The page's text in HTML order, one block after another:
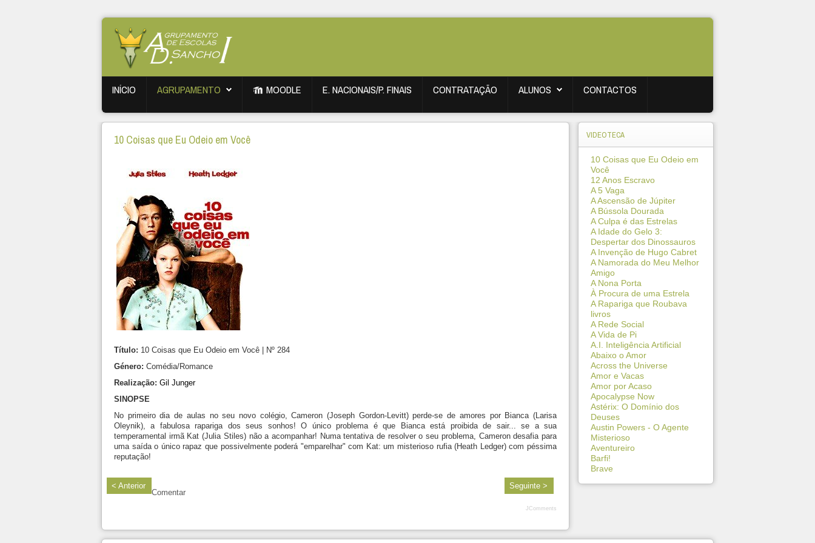
INÍCIO AGRUPAMENTO MOODLE E. NACIONAIS/P. FINAIS CONTRATAÇÃO ALUNOS CONTACTOS
10 Coisas que Eu Odeio em Você
Título: 10 Coisas que Eu Odeio em Você | Nº 284
Género: Comédia/Romance
Realização: Gil Junger
SINOPSE
No primeiro dia de aulas no seu novo colégio, Cameron (Joseph Gordon-Levitt) perde-se de amores por Bianca (Larisa
Oleynik), a fabulosa rapariga dos seus sonhos! O único problema é que Bianca está proibida de sair... se a sua
temperamental irmã Kat (Julia Stiles) não a acompanhar! Numa tentativa de resolver o seu problema, Cameron desafia para
uma saída o único rapaz que possivelmente poderá "emparelhar" com Kat: um misterioso rufia (Heath Ledger) com péssima
reputação!
< Anterior Seguinte >
Comentar
JComments
VIDEOTECA
10 Coisas que Eu Odeio em
Você
12 Anos Escravo
A 5 Vaga
A Ascensão de Júpiter
A Bússola Dourada
A Culpa é das Estrelas
A Idade do Gelo 3:
Despertar dos Dinossauros
A Invenção de Hugo Cabret
A Namorada do Meu Melhor
Amigo
A Nona Porta
À Procura de uma Estrela
A Rapariga que Roubava
livros
A Rede Social
A Vida de Pi
A.I. Inteligência Artificial
Abaixo o Amor
Across the Universe
Amor e Vacas
Amor por Acaso
Apocalypse Now
Astérix: O Domínio dos
Deuses
Austin Powers - O Agente
Misterioso
Aventureiro
Barfi!
Brave